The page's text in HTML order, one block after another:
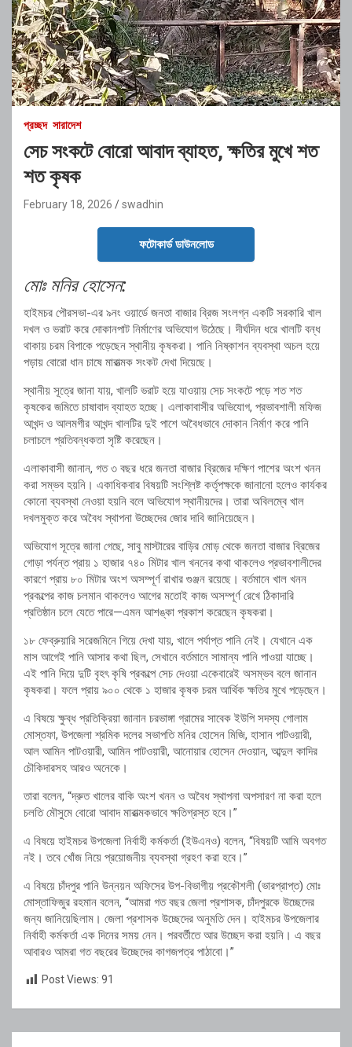
প্রচ্ছদ সারাদেশ
সেচ সংকটে বোরো আবাদ ব্যাহত, ক্ষতির মুখে শত
শত কৃষক
February 18, 2026 swadhin
ফটোকার্ড ডাউনলোড
মোঃ মনির হোসেন:
হাইমচর পৌরসভা-এর ৯নং ওয়ার্ডে জনতা বাজার ব্রিজ সংলগ্ন একটি সরকারি খাল
দখল ও ভরাট করে দোকানপাট নির্মাণের অভিযোগ উঠেছে। দীর্ঘদিন ধরে খালটি বন্ধ
থাকায় চরম বিপাকে পড়েছেন স্থানীয় কৃষকরা। পানি নিষ্কাশন ব্যবস্থা অচল হয়ে
পড়ায় বোরো ধান চাষে মারাত্মক সংকট দেখা দিয়েছে।
স্থানীয় সূত্রে জানা যায়, খালটি ভরাট হয়ে যাওয়ায় সেচ সংকটে পড়ে শত শত
কৃষকের জমিতে চাষাবাদ ব্যাহত হচ্ছে। এলাকাবাসীর অভিযোগ, প্রভাবশালী মফিজ
আখন্দ ও আলমগীর আখন্দ খালটির দুই পাশে অবৈধভাবে দোকান নির্মাণ করে পানি
চলাচলে প্রতিবন্ধকতা সৃষ্টি করেছেন।
এলাকাবাসী জানান, গত ৩ বছর ধরে জনতা বাজার ব্রিজের দক্ষিণ পাশের অংশ খনন
করা সম্ভব হয়নি। একাধিকবার বিষয়টি সংশ্লিষ্ট কর্তৃপক্ষকে জানানো হলেও কার্যকর
কোনো ব্যবস্থা নেওয়া হয়নি বলে অভিযোগ স্থানীয়দের। তারা অবিলম্বে খাল
দখলমুক্ত করে অবৈধ স্থাপনা উচ্ছেদের জোর দাবি জানিয়েছেন।
অভিযোগ সূত্রে জানা গেছে, সাবু মাস্টারের বাড়ির মোড় থেকে জনতা বাজার ব্রিজের
গোড়া পর্যন্ত প্রায় ১ হাজার ৭৪০ মিটার খাল খননের কথা থাকলেও প্রভাবশালীদের
কারণে প্রায় ৮০ মিটার অংশ অসম্পূর্ণ রাখার গুঞ্জন রয়েছে। বর্তমানে খাল খনন
প্রকল্পের কাজ চলমান থাকলেও আগের মতোই কাজ অসম্পূর্ণ রেখে ঠিকাদারি
প্রতিষ্ঠান চলে যেতে পারে—এমন আশঙ্কা প্রকাশ করেছেন কৃষকরা।
১৮ ফেব্রুয়ারি সরেজমিনে গিয়ে দেখা যায়, খালে পর্যাপ্ত পানি নেই। যেখানে এক
মাস আগেই পানি আসার কথা ছিল, সেখানে বর্তমানে সামান্য পানি পাওয়া যাচ্ছে।
এই পানি দিয়ে দুটি বৃহৎ কৃষি প্রকল্পে সেচ দেওয়া একেবারেই অসম্ভব বলে জানান
কৃষকরা। ফলে প্রায় ৯০০ থেকে ১ হাজার কৃষক চরম আর্থিক ক্ষতির মুখে পড়েছেন।
এ বিষয়ে ক্ষুব্ধ প্রতিক্রিয়া জানান চরভাঙ্গা গ্রামের সাবেক ইউপি সদস্য গোলাম
মোস্তফা, উপজেলা শ্রমিক দলের সভাপতি মনির হোসেন মিজি, হাসান পাটওয়ারী,
আল আমিন পাটওয়ারী, আমিন পাটওয়ারী, আনোয়ার হোসেন দেওয়ান, আব্দুল কাদির
চৌকিদারসহ আরও অনেকে।
তারা বলেন, “দ্রুত খালের বাকি অংশ খনন ও অবৈধ স্থাপনা অপসারণ না করা হলে
চলতি মৌসুমে বোরো আবাদ মারাত্মকভাবে ক্ষতিগ্রস্ত হবে।”
এ বিষয়ে হাইমচর উপজেলা নির্বাহী কর্মকর্তা (ইউএনও) বলেন, “বিষয়টি আমি অবগত
নই। তবে খোঁজ নিয়ে প্রয়োজনীয় ব্যবস্থা গ্রহণ করা হবে।”
এ বিষয়ে চাঁদপুর পানি উন্নয়ন অফিসের উপ-বিভাগীয় প্রকৌশলী (ভারপ্রাপ্ত) মোঃ
মোস্তাফিজুর রহমান বলেন, “আমরা গত বছর জেলা প্রশাসক, চাঁদপুরকে উচ্ছেদের
জন্য জানিয়েছিলাম। জেলা প্রশাসক উচ্ছেদের অনুমতি দেন। হাইমচর উপজেলার
নির্বাহী কর্মকর্তা এক দিনের সময় নেন। পরবর্তীতে আর উচ্ছেদ করা হয়নি। এ বছর
আবারও আমরা গত বছরের উচ্ছেদের কাগজপত্র পাঠাবো।”
Post Views: 91